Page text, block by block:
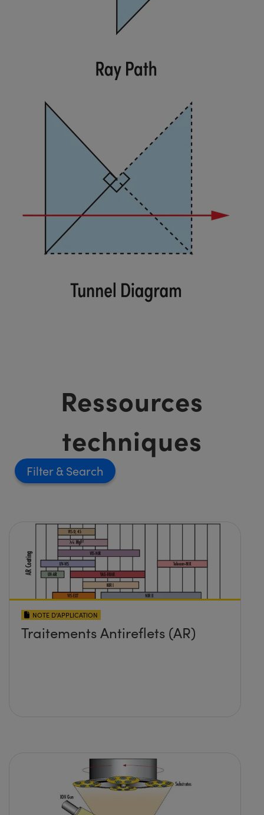
Ressources
techniques
Filter
NOTE D’APPLICATION
Traitements Antireflets (AR)